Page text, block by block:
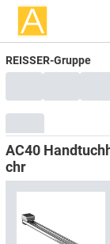
REISSER-Gruppe
AC40
chr